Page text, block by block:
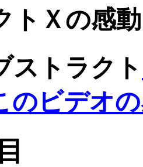
トＸの感
ストラクト
のビデオ